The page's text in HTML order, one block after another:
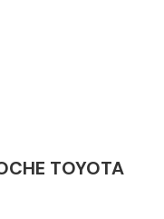
TOYOTA